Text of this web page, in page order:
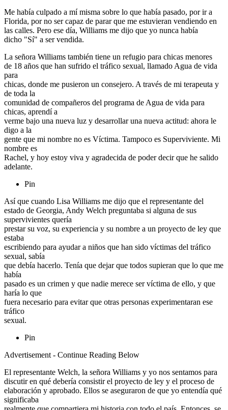
Me había culpado a mí misma sobre lo que había pasado, por ir a
Florida, por no ser capaz de parar que me estuvieran vendiendo en
las calles. Pero ese día, Williams me dijo que yo nunca había
dicho "Sí" a ser vendida.
La señora Williams también tiene un refugio para chicas menores
de 18 años que han sufrido el tráfico sexual, llamado Agua de vida
para
chicas, donde me pusieron un consejero. A través de mi terapeuta y
de toda la
comunidad de compañeros del programa de Agua de vida para
chicas, aprendí a
verme bajo una nueva luz y desarrollar una nueva actitud: ahora le
digo a la
gente que mi nombre no es Víctima. Tampoco es Superviviente. Mi
nombre es
Rachel, y hoy estoy viva y agradecida de poder decir que he salido
adelante.
Pin
Así que cuando Lisa Williams me dijo que el representante del
estado de Georgia, Andy Welch preguntaba si alguna de sus
supervivientes quería
prestar su voz, su experiencia y su nombre a un proyecto de ley que
estaba
escribiendo para ayudar a niños que han sido víctimas del tráfico
sexual, sabía
que debía hacerlo. Tenía que dejar que todos supieran que lo que me
había
pasado es un crimen y que nadie merece ser víctima de ello, y que
haría lo que
fuera necesario para evitar que otras personas experimentaran ese
tráfico
sexual.
Pin
Advertisement - Continue Reading Below
El representante Welch, la señora Williams y yo nos sentamos para
discutir en qué debería consistir el proyecto de ley y el proceso de
elaboración y aprobado. Ellos se aseguraron de que yo entendía qué
significaba